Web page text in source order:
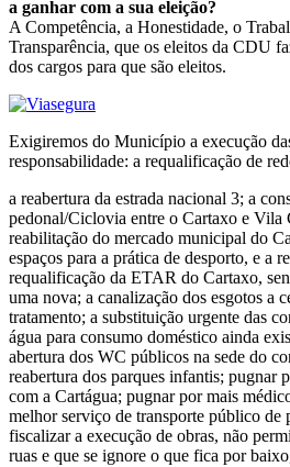
a ganhar com a sua eleição?
A Competência, a Honestidade, o
Transparência, que os eleitos da CDU
dos cargos para que são eleitos.
Exigiremos do Município a execução
responsabilidade: a requalificação de
a reabertura da estrada nacional 3; a
pedonal/Ciclovia entre o Cartaxo e Vila
reabilitação do mercado municipal do
espaços para a prática de desporto, e a
requalificação da ETAR do Cartaxo,
uma nova; a canalização dos esgotos a
tratamento; a substituição urgente das
água para consumo doméstico ainda
abertura dos WC públicos na sede do
reabertura dos parques infantis; pugnar
com a Cartágua; pugnar por mais
melhor serviço de transporte público de
fiscalizar a execução de obras, não
ruas e que se ignore o que fica por